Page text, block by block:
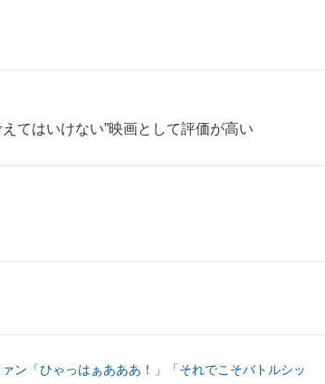
てはいけない”映画として評価が高い
ン「ひゃっはぁあああ！」「それでこそバトルシッ